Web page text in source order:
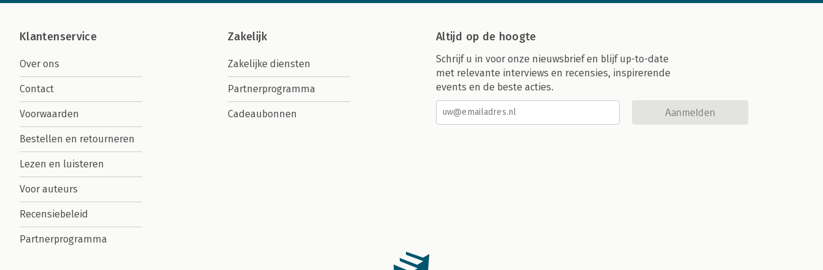
Klantenservice
Over ons
Contact
Voorwaarden
Bestellen en retourneren
Lezen en luisteren
Voor auteurs
Recensiebeleid
Partnerprogramma
Zakelijk
Zakelijke diensten
Partnerprogramma
Cadeaubonnen
Altijd op de hoogte
Schrijf u in voor onze nieuwsbrief en blijf up-to-date
met relevante interviews en recensies, inspirerende
events en de beste acties.
Aanmelden